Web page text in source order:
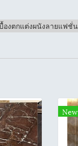
องตกแต่งผนังลายแฟชั่น
New